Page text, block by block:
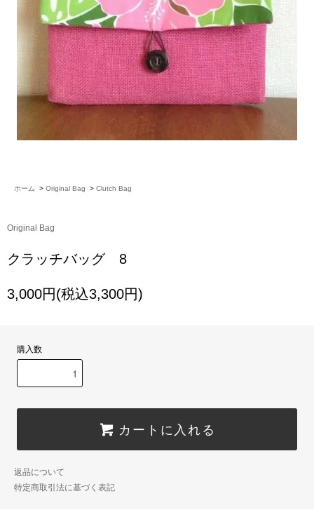
ホーム > Original Bag > Clutch Bag
Original Bag
クラッチバッグ 8
3,000円(税込3,300円)
購入数
カートに入れる
返品について
特定商取引法に基づく表記